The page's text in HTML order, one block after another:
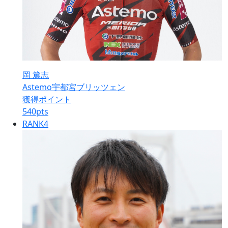
岡 篤志
Astemo宇都宮ブリッツェン
獲得ポイント
540pts
RANK4